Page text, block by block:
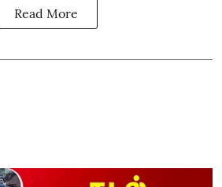
Read More